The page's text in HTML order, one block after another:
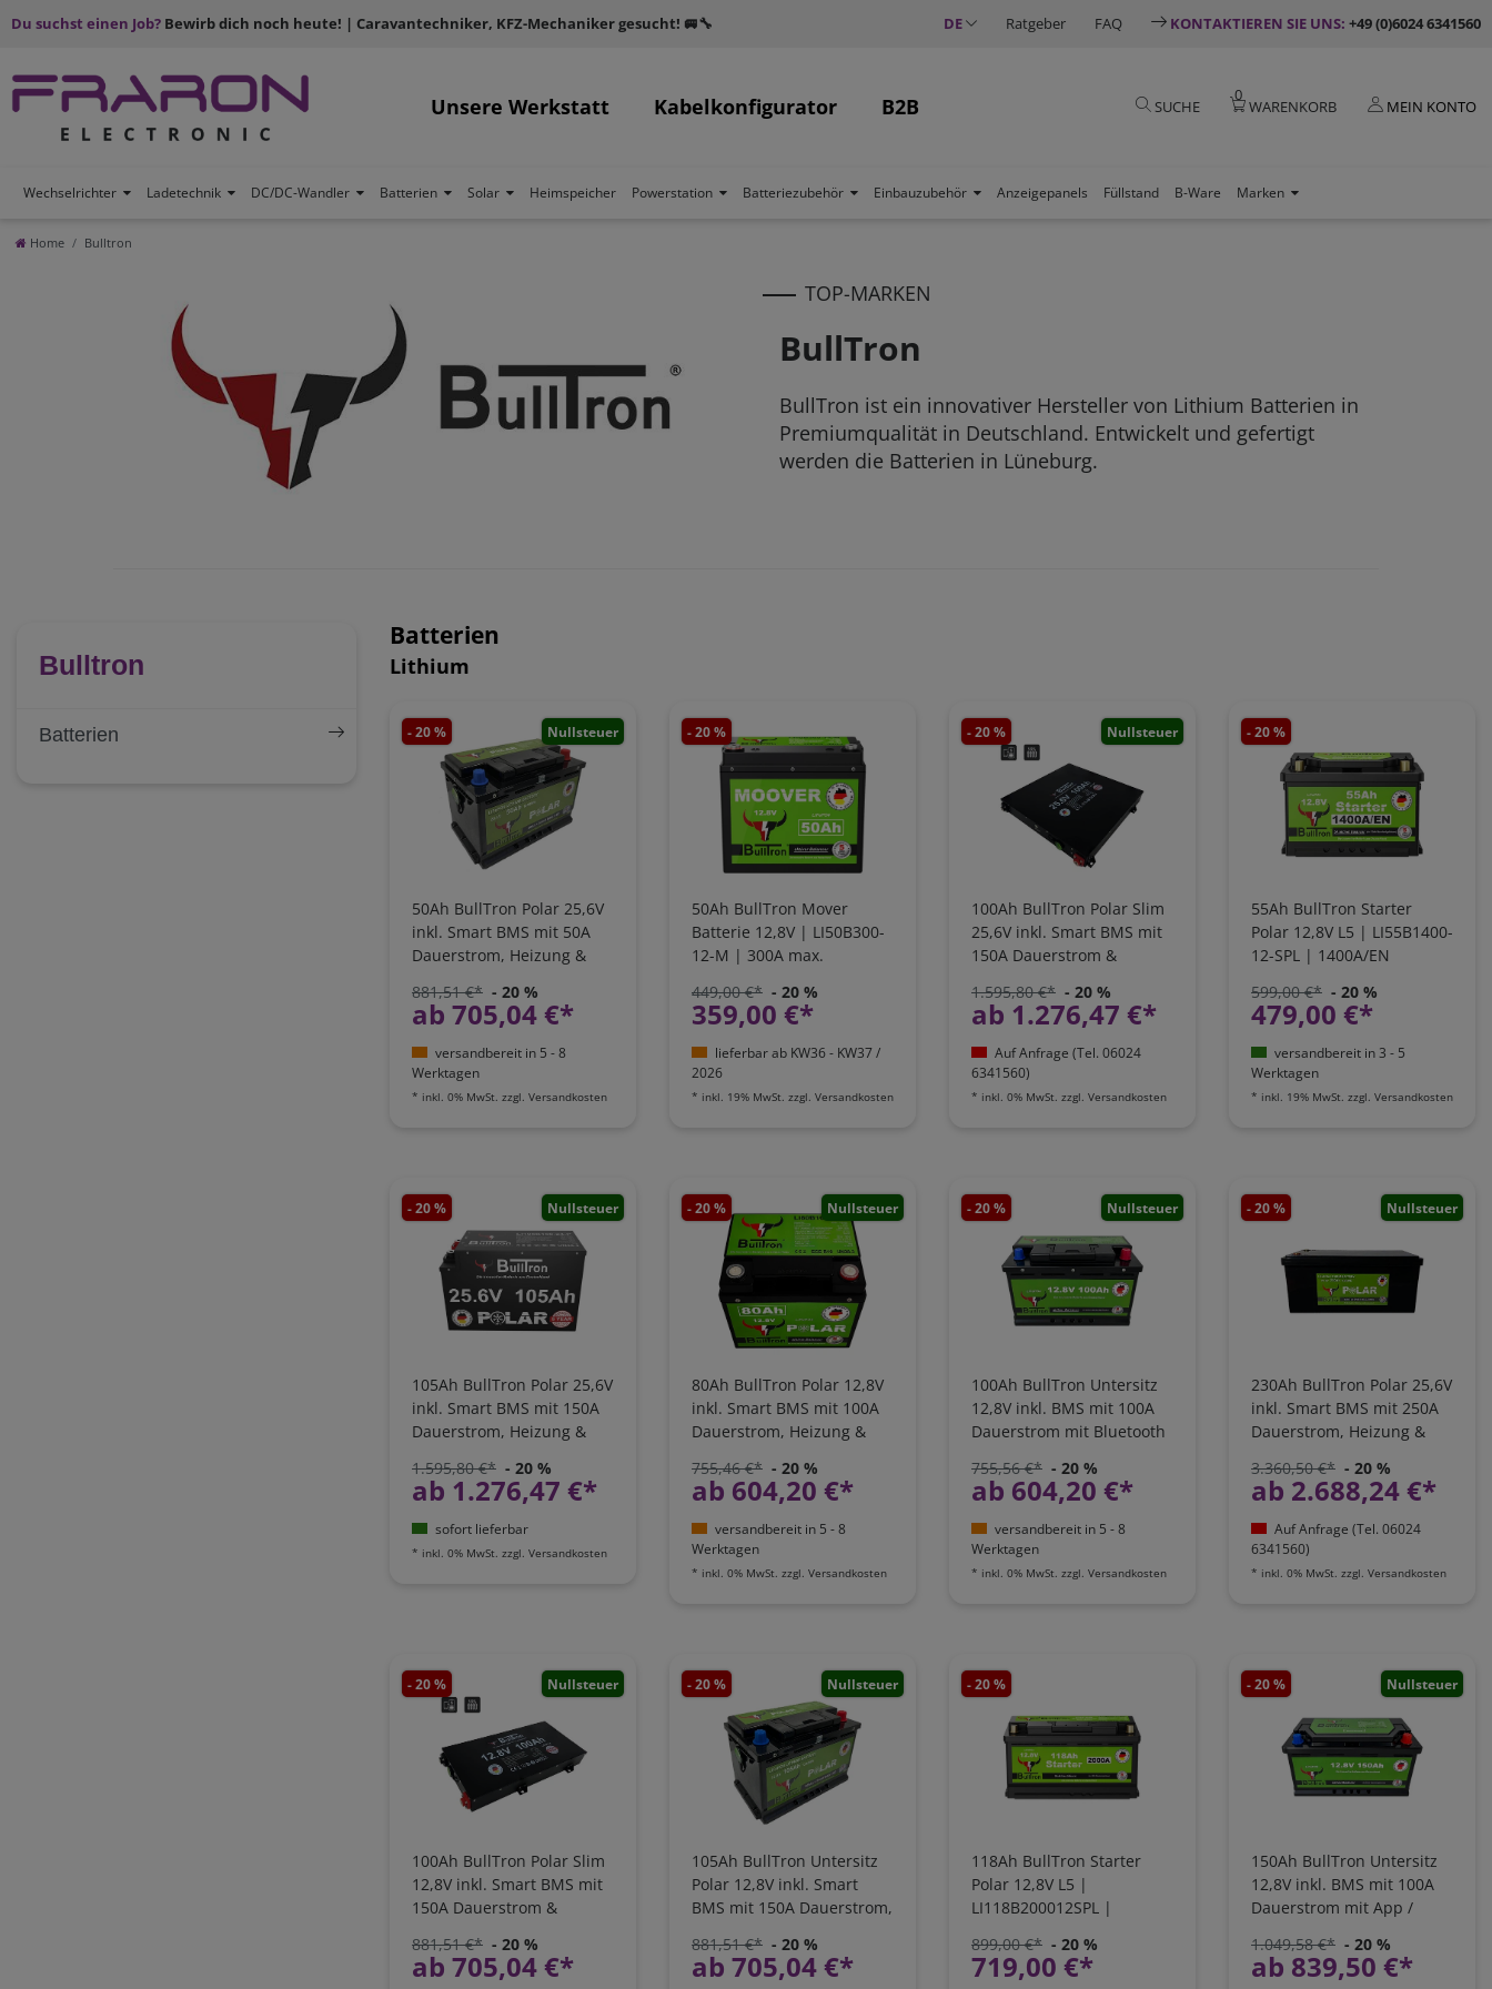
Du suchst einen Job? Bewirb dich noch heute! | Caravantechniker, KFZ-Mechaniker gesucht! 🚐🔧 DE Ratgeber FAQ KONTAKTIEREN SIE UNS: +49 (0)6024 6341560
Unsere Werkstatt Kabelkonfigurator B2B SUCHE
0
WARENKORB MEIN KONTO
Wechselrichter Ladetechnik DC/DC-Wandler Batterien Solar Heimspeicher Powerstation Batteriezubehör Einbauzubehör Anzeigepanels Füllstand B-Ware Marken
Home Bulltron
TOP-MARKEN
BullTron
BullTron ist ein innovativer Hersteller von Lithium Batterien in
Premiumqualität in Deutschland. Entwickelt und gefertigt
werden die Batterien in Lüneburg.
Bulltron
Batterien
Batterien
Lithium
- 20 % Nullsteuer
50Ah BullTron Polar 25,6V
inkl. Smart BMS mit 50A
Dauerstrom, Heizung &
24-P
881,51 €* - 20 %
ab 705,04 €*
versandbereit in 5 - 8
Werktagen
* inkl. 0% MwSt. zzgl. Versandkosten
- 20 %
50Ah BullTron Mover
Batterie 12,8V | LI50B300-
12-M | 300A max.
449,00 €* - 20 %
359,00 €*
lieferbar ab KW36 - KW37 /
2026
* inkl. 19% MwSt. zzgl. Versandkosten
- 20 % Nullsteuer
100Ah BullTron Polar Slim
25,6V inkl. Smart BMS mit
150A Dauerstrom &
LI100B150-24-SLP
1.595,80 €* - 20 %
ab 1.276,47 €*
Auf Anfrage (Tel. 06024
6341560)
* inkl. 0% MwSt. zzgl. Versandkosten
- 20 %
55Ah BullTron Starter
Polar 12,8V L5 | LI55B1400-
12-SPL | 1400A/EN
599,00 €* - 20 %
479,00 €*
versandbereit in 3 - 5
Werktagen
* inkl. 19% MwSt. zzgl. Versandkosten
- 20 % Nullsteuer
105Ah BullTron Polar 25,6V
inkl. Smart BMS mit 150A
Dauerstrom, Heizung &
LI105B150-24-P
1.595,80 €* - 20 %
ab 1.276,47 €*
sofort lieferbar
* inkl. 0% MwSt. zzgl. Versandkosten
- 20 % Nullsteuer
80Ah BullTron Polar 12,8V
inkl. Smart BMS mit 100A
Dauerstrom, Heizung &
12-P
755,46 €* - 20 %
ab 604,20 €*
versandbereit in 5 - 8
Werktagen
* inkl. 0% MwSt. zzgl. Versandkosten
- 20 % Nullsteuer
100Ah BullTron Untersitz
12,8V inkl. BMS mit 100A
Dauerstrom mit Bluetooth
755,56 €* - 20 %
ab 604,20 €*
versandbereit in 5 - 8
Werktagen
* inkl. 0% MwSt. zzgl. Versandkosten
- 20 % Nullsteuer
230Ah BullTron Polar 25,6V
inkl. Smart BMS mit 250A
Dauerstrom, Heizung &
LI230B250-24-P
3.360,50 €* - 20 %
ab 2.688,24 €*
Auf Anfrage (Tel. 06024
6341560)
* inkl. 0% MwSt. zzgl. Versandkosten
- 20 % Nullsteuer
100Ah BullTron Polar Slim
12,8V inkl. Smart BMS mit
150A Dauerstrom &
LI100B150-12-SLP
881,51 €* - 20 %
ab 705,04 €*
- 20 % Nullsteuer
105Ah BullTron Untersitz
Polar 12,8V inkl. Smart
BMS mit 150A Dauerstrom,
LI105B150-12-P
881,51 €* - 20 %
ab 705,04 €*
- 20 %
118Ah BullTron Starter
Polar 12,8V L5 |
LI118B200012SPL |
899,00 €* - 20 %
719,00 €*
- 20 % Nullsteuer
150Ah BullTron Untersitz
12,8V inkl. BMS mit 100A
Dauerstrom mit App /
1.049,58 €* - 20 %
ab 839,50 €*